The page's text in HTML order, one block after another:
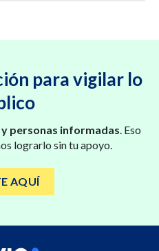
para vigilar lo
personas informadas. Eso
lograrlo sin tu apoyo.
AQUÍ